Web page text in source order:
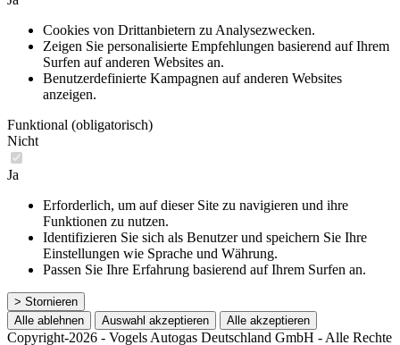
Cookies von Drittanbietern zu Analysezwecken.
Zeigen Sie personalisierte Empfehlungen basierend auf Ihrem
Surfen auf anderen Websites an.
Benutzerdefinierte Kampagnen auf anderen Websites
anzeigen.
Funktional (obligatorisch)
Nicht
Ja
Erforderlich, um auf dieser Site zu navigieren und ihre
Funktionen zu nutzen.
Identifizieren Sie sich als Benutzer und speichern Sie Ihre
Einstellungen wie Sprache und Währung.
Passen Sie Ihre Erfahrung basierend auf Ihrem Surfen an.
> Stornieren
Alle ablehnen
Auswahl akzeptieren Alle akzeptieren
Copyright-2026 - Vogels Autogas Deutschland GmbH - Alle Rechte